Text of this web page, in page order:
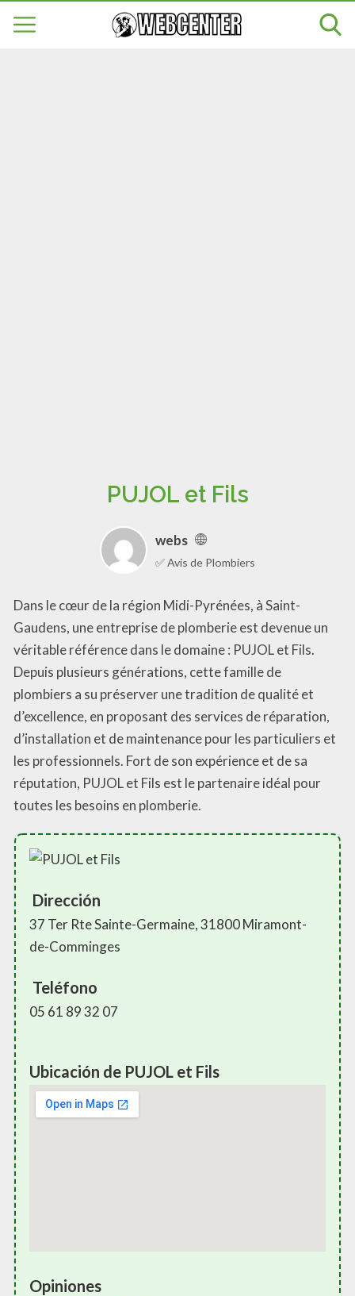
PUJOL et Fils
webs
✅ Avis de Plombiers
Dans le cœur de la région Midi-Pyrénées, à Saint-
Gaudens, une entreprise de plomberie est devenue un
véritable référence dans le domaine : PUJOL et Fils.
Depuis plusieurs générations, cette famille de
plombiers a su préserver une tradition de qualité et
d’excellence, en proposant des services de réparation,
d’installation et de maintenance pour les particuliers et
les professionnels. Fort de son expérience et de sa
réputation, PUJOL et Fils est le partenaire idéal pour
toutes les besoins en plomberie.
Dirección
37 Ter Rte Sainte-Germaine, 31800 Miramont-
de-Comminges
Teléfono
05 61 89 32 07
Ubicación de PUJOL et Fils
Opiniones